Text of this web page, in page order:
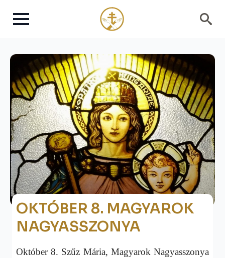
OKTÓBER 8. MAGYAROK
NAGYASSZONYA
Október 8. Szűz Mária, Magyarok Nagyasszonya